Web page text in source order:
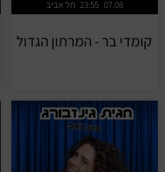
תל אביב 23:55 07.08
קומדי בר - המרתון הגדול